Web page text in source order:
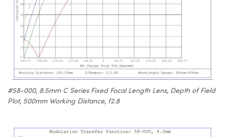
#58-000, 8.5mm C Series Fixed Focal Length Lens, Depth of Field
Plot, 500mm Working Distance, f2.8